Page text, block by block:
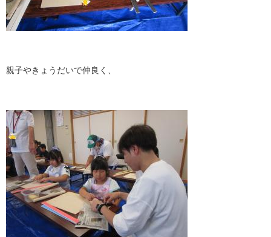
親子やきょうだいで仲良く、